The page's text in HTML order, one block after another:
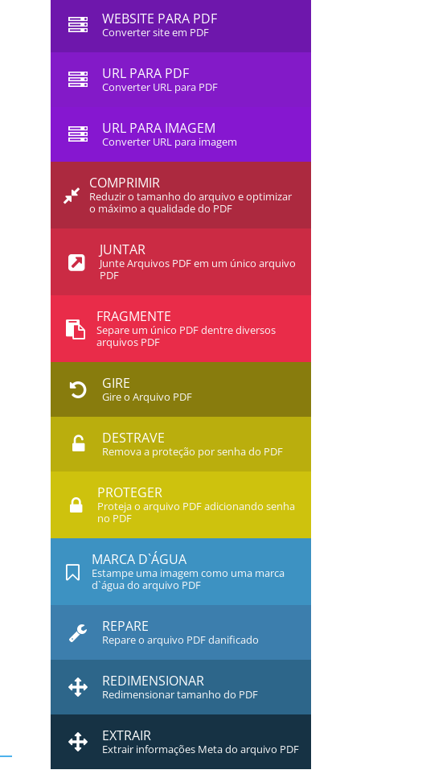
WEBSITE PARA PDF
Converter site em PDF
URL PARA PDF
Converter URL para PDF
URL PARA IMAGEM
Converter URL para imagem
COMPRIMIR
Reduzir o tamanho do arquivo e optimizar
o máximo a qualidade do PDF
JUNTAR
Junte Arquivos PDF em um único arquivo
PDF
FRAGMENTE
Separe um único PDF dentre diversos
arquivos PDF
GIRE
Gire o Arquivo PDF
DESTRAVE
Remova a proteção por senha do PDF
PROTEGER
Proteja o arquivo PDF adicionando senha
no PDF
MARCA D`ÁGUA
Estampe uma imagem como uma marca
d`água do arquivo PDF
REPARE
Repare o arquivo PDF danificado
REDIMENSIONAR
Redimensionar tamanho do PDF
EXTRAIR
Extrair informações Meta do arquivo PDF